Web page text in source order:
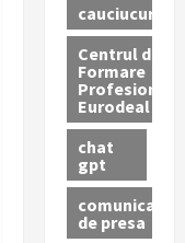
cauciucuri
Centrul de
Formare
Profesionala
Eurodeal
chat
gpt
comunicat
de presa